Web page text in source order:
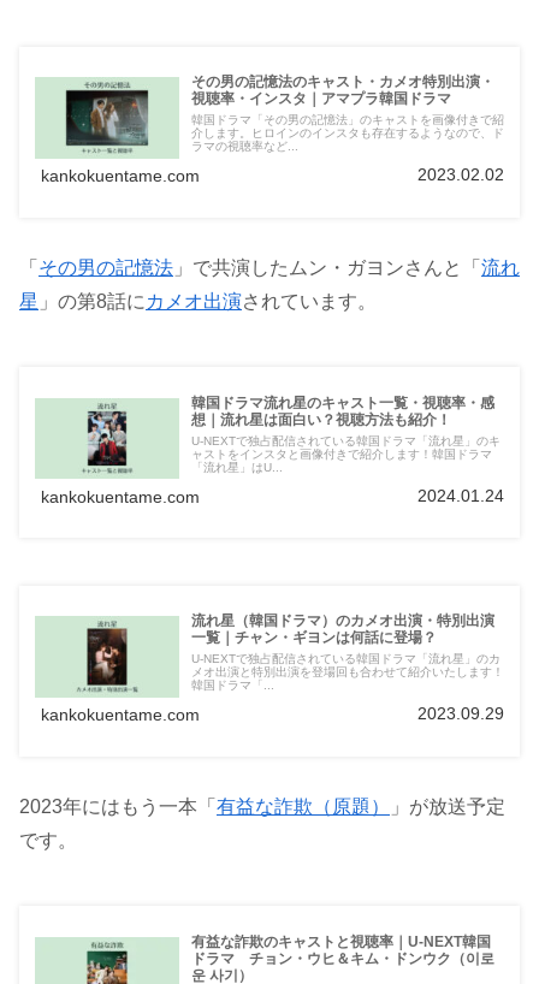
その男の記憶法のキャスト・カメオ特別出演・
視聴率・インスタ｜アマプラ韓国ドラマ
韓国ドラマ「その男の記憶法」のキャストを画像付きで紹
介します。ヒロインのインスタも存在するようなので、ド
ラマの視聴率など...
kankokuentame.com 2023.02.02
「 その男の記憶法 」で共演したムン・ガヨンさんと「 流れ
星 」の第8話に カメオ出演されています。
韓国ドラマ流れ星のキャスト一覧・視聴率・感
想｜流れ星は面白い？視聴方法も紹介！
U-NEXTで独占配信されている韓国ドラマ「流れ星」のキ
ャストをインスタと画像付きで紹介します！韓国ドラマ
「流れ星」はU...
kankokuentame.com 2024.01.24
流れ星（韓国ドラマ）のカメオ出演・特別出演
一覧｜チャン・ギヨンは何話に登場？
U-NEXTで独占配信されている韓国ドラマ「流れ星」のカ
メオ出演と特別出演を登場回も合わせて紹介いたします！
韓国ドラマ「...
kankokuentame.com 2023.09.29
2023年にはもう一本「 有益な詐欺（原題）
」が放送予定
です。
有益な詐欺のキャストと視聴率｜U-NEXT韓国
ドラマ チョン・ウヒ＆キム・ドンウク（이로
운 사기）